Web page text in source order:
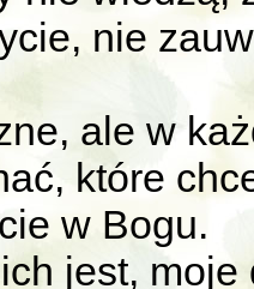
nie
ale w
które
w Bogu.
jest,